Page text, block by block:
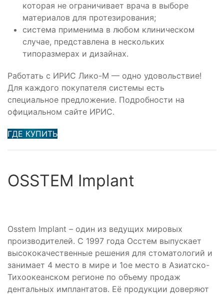
которая не ограничивает врача в выборе
материалов для протезирования;
система применима в любом клиническом
случае, представлена в нескольких
типоразмерах и дизайнах.
Работать с ИРИС Лико-М — одно удовольствие!
Для каждого покупателя системы есть
специальное предложение. Подробности на
официальном сайте ИРИС.
ГДЕ КУПИТЬ
OSSTEM Implant
Osstem Implant – один из ведущих мировых
производителей. С 1997 года Осстем выпускает
высококачественные решения для стоматологий и
занимает 4 место в мире и 1ое место в Азиатско-
Тихоокеанском регионе по объему продаж
дентальных имплантатов. Её продукции доверяют